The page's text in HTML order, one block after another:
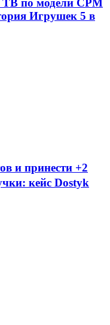
Игрушек 5 в
и принести +2
кейс Dostyk